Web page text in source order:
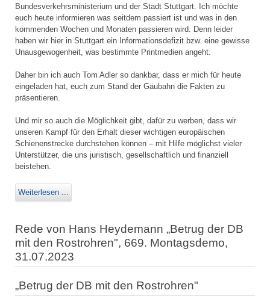
Bundesverkehrsministerium und der Stadt Stuttgart. Ich möchte
euch heute informieren was seitdem passiert ist und was in den
kommenden Wochen und Monaten passieren wird. Denn leider
haben wir hier in Stuttgart ein Informationsdefizit bzw. eine gewisse
Unausgewogenheit, was bestimmte Printmedien angeht.
Daher bin ich auch Tom Adler so dankbar, dass er mich für heute
eingeladen hat, euch zum Stand der Gäubahn die Fakten zu
präsentieren.
Und mir so auch die Möglichkeit gibt, dafür zu werben, dass wir
unseren Kampf für den Erhalt dieser wichtigen europäischen
Schienenstrecke durchstehen können – mit Hilfe möglichst vieler
Unterstützer, die uns juristisch, gesellschaftlich und finanziell
beistehen.
Weiterlesen ...
Rede von Hans Heydemann „Betrug der DB
mit den Rostrohren", 669. Montagsdemo,
31.07.2023
„Betrug der DB mit den Rostrohren"